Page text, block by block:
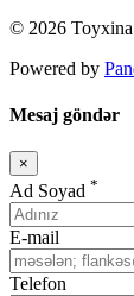
© 2026
Powered by
Mesaj göndər
×
Bağla
Ad Soyad *
E-mail
Telefon